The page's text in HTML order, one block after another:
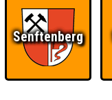
Senftenberg